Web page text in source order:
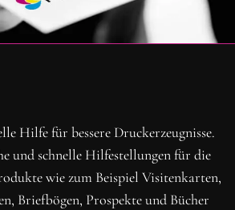
ENDE ANGEKOMMEN
UNS IN VERBINDUNG!
Beiträge, sichere dir Top-Angebote und
unseren Newsletter.
ABONNIEREN
Hilfe für bessere Druckerzeugnisse.
und schnelle Hilfestellungen für die
wie zum Beispiel Visitenkarten,
Briefbögen, Prospekte und Bücher